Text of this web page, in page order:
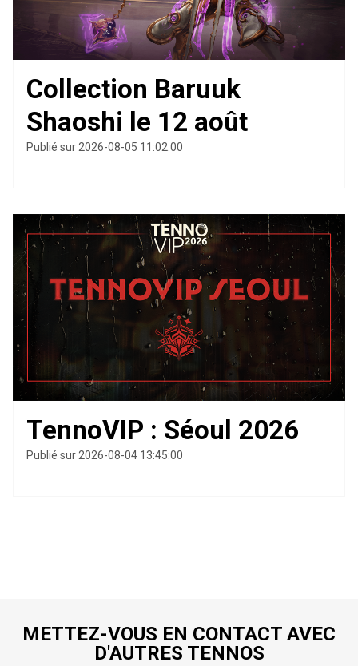
Collection Baruuk
Shaoshi le 12 août
Publié sur 2026-08-05 11:02:00
TennoVIP : Séoul 2026
Publié sur 2026-08-04 13:45:00
METTEZ-VOUS EN CONTACT AVEC
D'AUTRES TENNOS